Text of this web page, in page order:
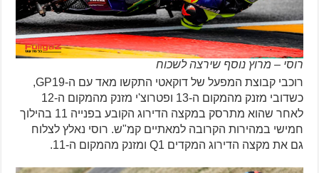
רוסי – מרוץ נוסף שירצה לשכוח
רוכבי קבוצת המפעל של דוקאטי התקשו מאד עם ה-GP19,
כשדובי מזנק מהמקום ה-13 ופטרוצ'י מזנק מהמקום ה-12
לאחר שהוא מתרסק במקצה הדירוג הקובע בפנייה 11 בהילוך
חמישי במהירות הקרובה למאתיים קמ"ש. רוסי נאלץ לצלוח
גם את מקצה הדירוג המקדים Q1 ומזנק מהמקום ה-11.